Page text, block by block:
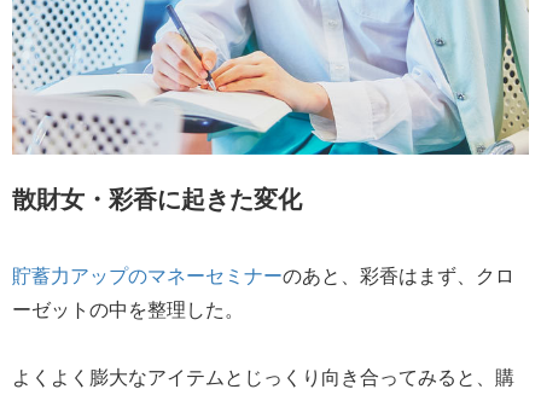
散財女・彩香に起きた変化
貯蓄力アップのマネーセミナーのあと、彩香はまず、クロ
ーゼットの中を整理した。
よくよく膨大なアイテムとじっくり向き合ってみると、購